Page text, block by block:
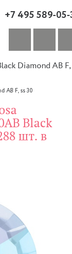
+7 495 589-
Diamond AB F,
AB F, ss 30
Black
шт. в